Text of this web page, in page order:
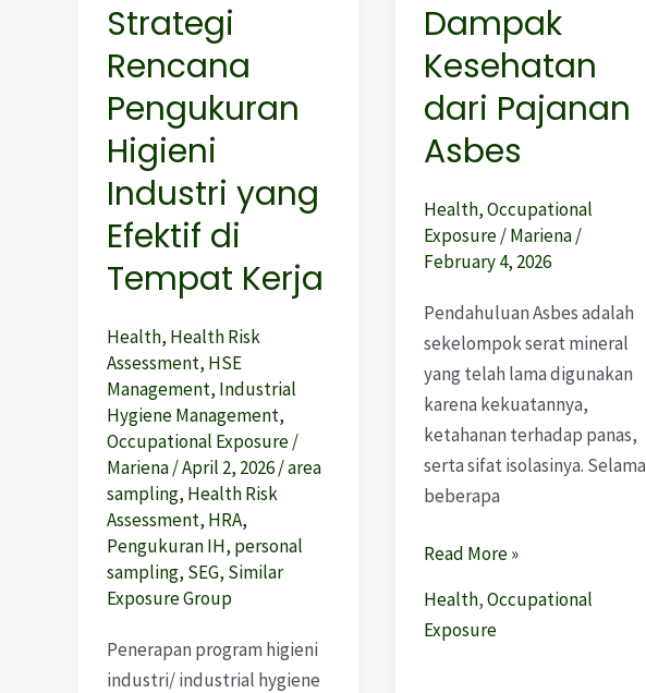
Strategi
Rencana
Pengukuran
Higieni
Industri yang
Efektif di
Tempat Kerja
Health, Health Risk
Assessment, HSE
Management, Industrial
Hygiene Management,
Occupational Exposure/
Mariena/April 2, 2026/area
sampling, Health Risk
Assessment, HRA,
Pengukuran IH, personal
sampling, SEG, Similar
Exposure Group
Penerapan program higieni
industri/ industrial hygiene
yang
Efektif
Tempat
Kerja
Dampak
Kesehatan
dari Pajanan
Asbes
Health,Occupational
Exposure/Mariena/
February 4, 2026
Pendahuluan Asbes adalah
sekelompok serat mineral
yang telah lama digunakan
karena kekuatannya,
ketahanan terhadap panas,
serta sifat isolasinya. Selama
beberapa
Read More »
Health,Occupational
Exposure